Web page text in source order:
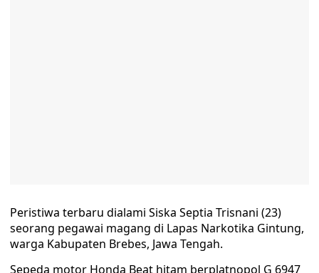
Peristiwa terbaru dialami Siska Septia Trisnani (23)
seorang pegawai magang di Lapas Narkotika Gintung,
warga Kabupaten Brebes, Jawa Tengah.
Sepeda motor Honda Beat hitam berplatnopol G 6947